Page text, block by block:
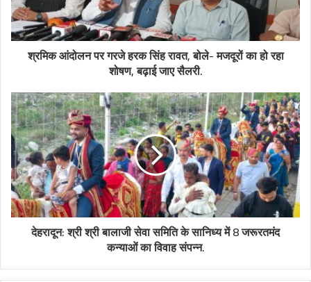
श्रमिक आंदोलन पर गरजे हरक सिंह रावत, बोले- मजदूरों का हो रहा
शोषण, बढ़ाई जाए सैलरी.
देहरादून: श्री श्री बालाजी सेवा समिति के सानिध्य में 8 जरूरतमंद
कन्याओं का विवाह संपन्न.